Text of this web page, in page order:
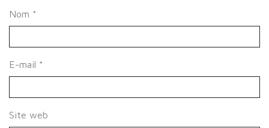
Nom *
E-mail *
Site web